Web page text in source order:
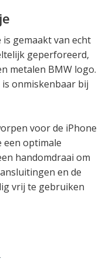
gemaakt van echt
geperforeerd,
metalen BMW logo.
onmiskenbaar bij
voor de iPhone
een optimale
handomdraai om
en de
vrij te gebruiken